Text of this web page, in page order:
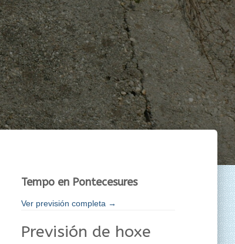
Tempo en Pontecesures
Ver previsión completa →
Previsión de hoxe